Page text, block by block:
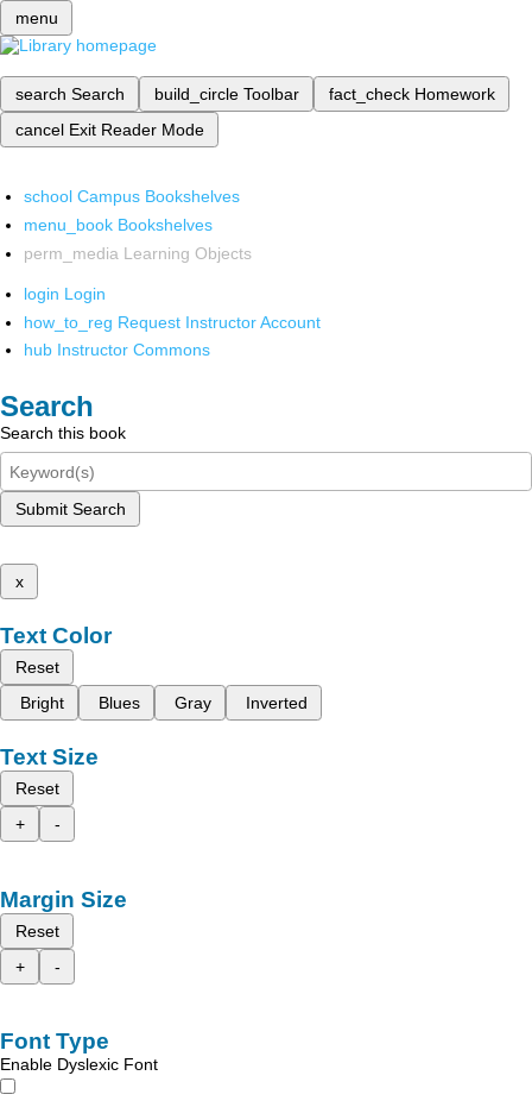
menu
search Search build_circle Toolbar fact_check Homework
cancel Exit Reader Mode
school Campus Bookshelves
menu_book Bookshelves
perm_media Learning Objects
login Login
how_to_reg Request Instructor Account
hub Instructor Commons
Search
Search this book
Submit Search
x
Text Color
Reset
Bright
Blues Gray Inverted
Text Size
Reset
+
-
Margin Size
Reset
+
-
Font Type
Enable Dyslexic Font